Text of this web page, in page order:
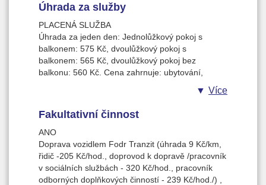
většině případů balkon. V předpokojích je vždy
pro dva pokoje bezbariérové sociální zařízení
(WC, sprchový kout). Pokoje je jsou vybaveny
nábytkem, po dohodě s vedením Domova si lze
pokoj vybavit některými doplňky (křeslo, lednice,
televizor apd.). Sociální služba má vlastní kuchyni,
kmenového nutričního terapeuta Dle Nutričních
během dopoledne i odpoledne. V domově jsou
prováděny činnosti zaměřené na trénink paměti,
validaci a také na udržení stávajících dovedností.
Obyvatelé mají k dispozici kompenzační pomůcky,
centrální signalizaci. Personál k manipulaci s
imobilními osobami využívá zvedák, který je
zavedený Nutriční standard (výběr ze dvou druhů
Úhrada za služby
PLACENÁ SLUŽBA
Úhrada za jeden den: Jednolůžkový pokoj s
balkonem: 575 Kč, dvoulůžkový pokoj s
balkonem: 565 Kč, dvoulůžkový pokoj bez
balkonu: 560 Kč. Cena zahrnuje: ubytování,
Více
Fakultativní činnost
ANO
Doprava vozidlem Fodr Tranzit (úhrada 9 Kč/km,
řidič -205 Kč/hod., doprovod k dopravě /pracovník
v sociálních službách - 320 Kč/hod., pracovník
odborných doplňkových činností - 239 Kč/hod./) ,